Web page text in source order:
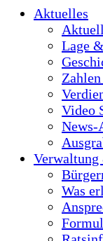
Aktuelles
Lage
Video
Was